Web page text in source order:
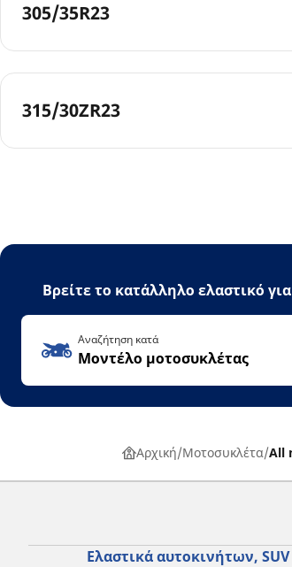
305/35R23
315/30ZR23
Βρείτε το κατάλληλο ελαστικό
Αναζήτηση κατά
Μοντέλο μοτοσυκλέτας
Αρχική Μοτοσυκλέτα All
Ελαστικά αυτοκινήτων, SUV